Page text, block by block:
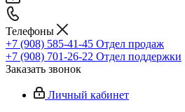
Телефоны
+7 (908) 585-41-45 Отдел продаж
+7 (908) 701-26-22 Отдел поддержки
Заказать звонок
Личный кабинет